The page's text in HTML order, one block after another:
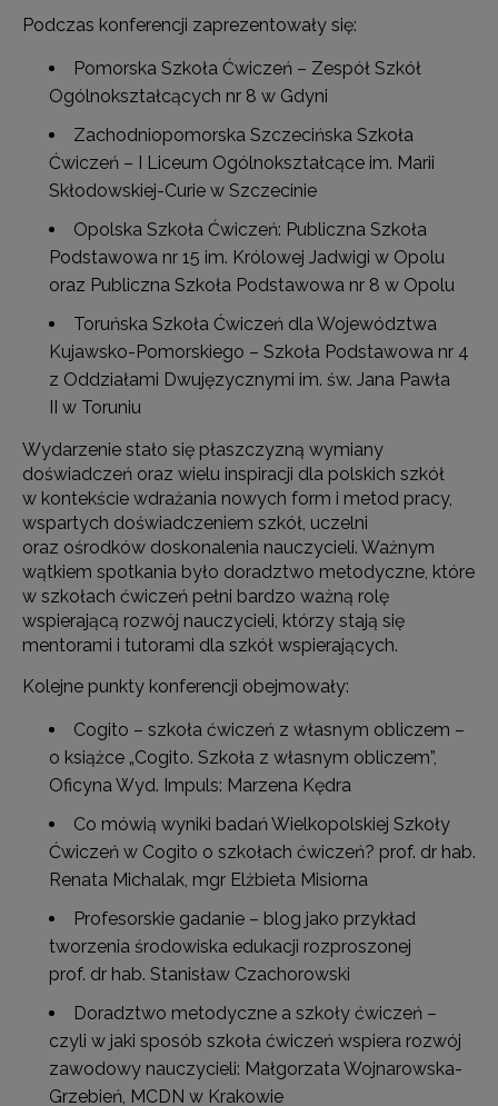
Podczas konferencji zaprezentowały się:
Pomorska Szkoła Ćwiczeń – Zespół Szkół
Ogólnokształcących nr 8 w Gdyni
Zachodniopomorska Szczecińska Szkoła
Ćwiczeń – I Liceum Ogólnokształcące im. Marii
Skłodowskiej-Curie w Szczecinie
Opolska Szkoła Ćwiczeń: Publiczna Szkoła
Podstawowa nr 15 im. Królowej Jadwigi w Opolu
oraz Publiczna Szkoła Podstawowa nr 8 w Opolu
Toruńska Szkoła Ćwiczeń dla Województwa
Kujawsko-Pomorskiego – Szkoła Podstawowa nr 4
z Oddziałami Dwujęzycznymi im. św. Jana Pawła
II w Toruniu
Wydarzenie stało się płaszczyzną wymiany
doświadczeń oraz wielu inspiracji dla polskich szkół
w kontekście wdrażania nowych form i metod pracy,
wspartych doświadczeniem szkół, uczelni
oraz ośrodków doskonalenia nauczycieli. Ważnym
wątkiem spotkania było doradztwo metodyczne, które
w szkołach ćwiczeń pełni bardzo ważną rolę
wspierającą rozwój nauczycieli, którzy stają się
mentorami i tutorami dla szkół wspierających.
Kolejne punkty konferencji obejmowały:
Cogito – szkoła ćwiczeń z własnym obliczem –
o książce „Cogito. Szkoła z własnym obliczem”,
Oficyna Wyd. Impuls: Marzena Kędra
Co mówią wyniki badań Wielkopolskiej Szkoły
Ćwiczeń w Cogito o szkołach ćwiczeń? prof. dr hab.
Renata Michalak, mgr Elżbieta Misiorna
Profesorskie gadanie – blog jako przykład
tworzenia środowiska edukacji rozproszonej
prof. dr hab. Stanisław Czachorowski
Doradztwo metodyczne a szkoły ćwiczeń –
czyli w jaki sposób szkoła ćwiczeń wspiera rozwój
zawodowy nauczycieli: Małgorzata Wojnarowska-
Grzebień, MCDN w Krakowie